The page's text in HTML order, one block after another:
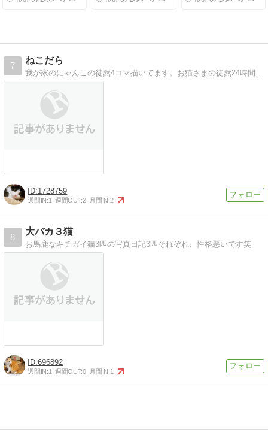
7
ねこだら
我が家のにゃんこの徒然4コマ描いてます。お猫さまの徒然24時間だだもれUST配信中。(//ω//)つ [ねこだら生活]
1728759
週間IN:1 週間OUT:2 月間IN:2
8
大バカ３猫
お馬鹿なキチガイ猫3匹の写真日記3匹それぞれ、性格悪いです笑
696892
週間IN:1 週間OUT:0 月間IN:1